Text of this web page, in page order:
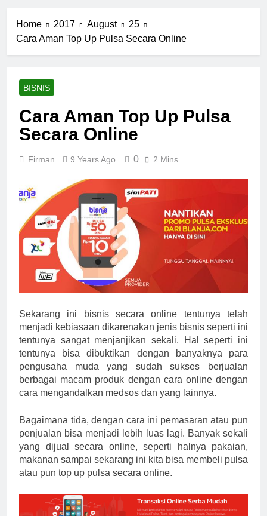
Home 2017 August
25
Cara Aman Top Up Pulsa Secara Online
BISNIS
Cara Aman Top Up Pulsa
Secara Online
Firman 9 Years Ago 0 2 Mins
Sekarang ini bisnis secara online tentunya telah
menjadi kebiasaan dikarenakan jenis bisnis seperti ini
tentunya sangat menjanjikan sekali. Hal seperti ini
tentunya bisa dibuktikan dengan banyaknya para
pengusaha muda yang sudah sukses berjualan
berbagai macam produk dengan cara online dengan
cara mengandalkan medsos dan yang lainnya.
Bagaimana tida, dengan cara ini pemasaran atau pun
penjualan bisa menjadi lebih luas lagi. Banyak sekali
yang dijual secara online, seperti halnya pakaian,
makanan sampai sekarang ini kita bisa membeli pulsa
atau pun top up pulsa secara online.